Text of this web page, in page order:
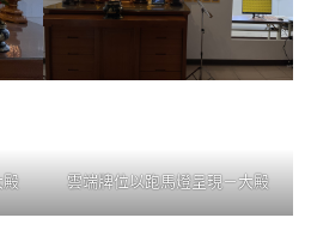
殿 雲端牌位以跑馬燈呈現－大殿